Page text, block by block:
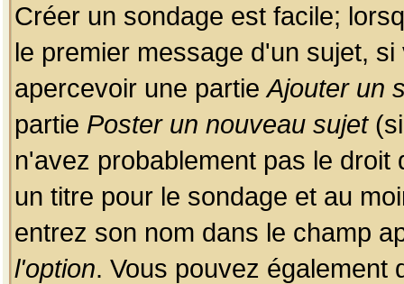
Créer un sondage est facile;
le premier message d'un sujet,
apercevoir une partieAjouter un
partie Poster un nouveau sujet(si
n'avez probablement pas le
un titre pour le sondage et au
entrez son nom dans le champ
l'option. Vous pouvez également